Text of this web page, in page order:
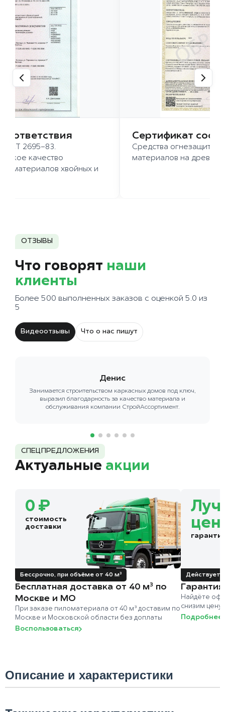
2695-83.
качество
хвойных и
Сертификат
Средства огнезащиты
материалов на
ОТЗЫВЫ
Что говорят наши
клиенты
Более 500 выполненных заказов с оценкой 5.0 из
5
Видеоотзывы Что о нас пишут
Денис
Занимается строительством каркасных домов под ключ,
выразил благодарность за качество материала и
обслуживания компании СтройАссортимент.
СПЕЦПРЕДЛОЖЕНИЯ
Актуальные акции
0 ₽
стоимость
доставки
Бессрочно, при объёме от 40 м³
Бесплатная доставка от 40 м³ по
Москве и МО
При заказе пиломатериала от 40 м³ доставим по
Москве и Московской области без доплаты
Воспользоваться
Действует
Найдёте
снизим
Подробнее
Описание и характеристики